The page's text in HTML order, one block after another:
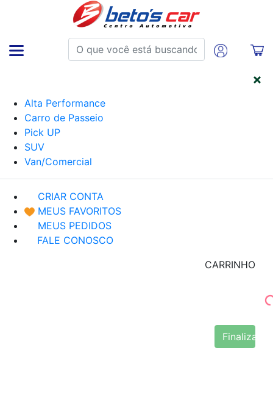
Alta Performance
Carro de Passeio
Pick UP
SUV
Van/Comercial
CRIAR CONTA
MEUS FAVORITOS
MEUS PEDIDOS
FALE CONOSCO
CARRINHO
Finalizar